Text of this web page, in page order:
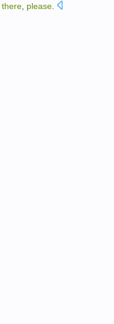
there please